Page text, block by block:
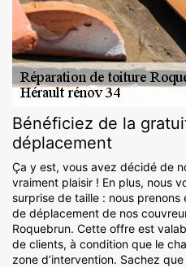
Bénéficiez de la
déplacement
Ça y est, vous avez décidé de
vraiment plaisir ! En plus, nous
surprise de taille : nous
de déplacement de nos
Roquebrun. Cette offre est
de clients, à condition que le
zone d’intervention. Sachez